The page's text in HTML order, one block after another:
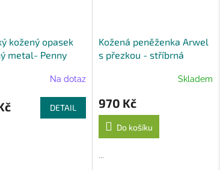
kožený opasek
metal- Penny
Na dotaz
DETAIL
Kožená peněženka Arwel
s přezkou - stříbrná
Skladem
970 Kč
Do košíku
...